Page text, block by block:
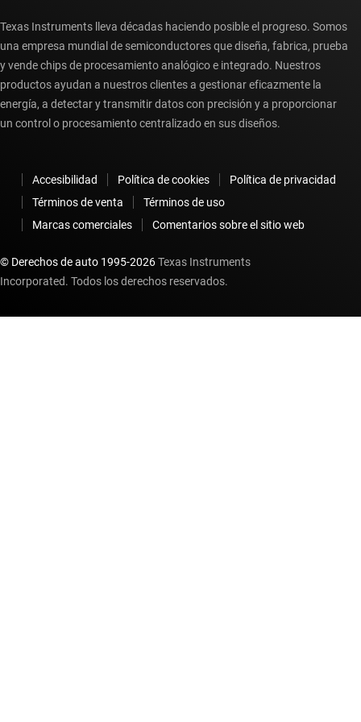
Texas Instruments lleva décadas haciendo posible el progreso. Somos
una empresa mundial de semiconductores que diseña, fabrica, prueba
y vende chips de procesamiento analógico e integrado. Nuestros
productos ayudan a nuestros clientes a gestionar eficazmente la
energía, a detectar y transmitir datos con precisión y a proporcionar
un control o procesamiento centralizado en sus diseños.
Accesibilidad Política de cookies
Política de privacidad
Términos de venta
Términos de uso
Marcas comerciales
Comentarios sobre el sitio web
© Derechos de auto 1995-2026Texas Instruments
Incorporated. Todos los derechos reservados.